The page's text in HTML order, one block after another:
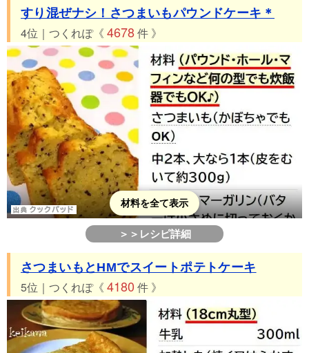
すり混ぜナシ！さつまいもパウンドケーキ＊
4位｜つくれぽ《 4678件 》
材料を全て表示
＞＞レシピ詳細
さつまいもとHMでスイートポテトケーキ
5位｜つくれぽ《 4180 件 》